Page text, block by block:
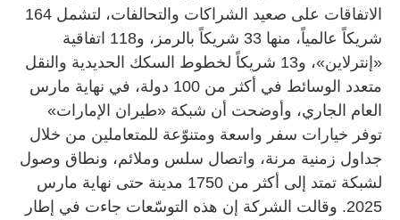
الاتفاقات على صعيد الشراكات والتحالفات، لتشمل 164
شريكاً عالمياً، منها 33 شريكاً بالرمز، و118 اتفاقية
«إنترلاين»، و13 شريكاً لخطوط السكك الحديدية والنقل
متعدد الوسائط في أكثر من 100 دولة، في نهاية مارس
العام الجاري، وأوضحت أن شبكة «طيران الإمارات»
توفر خيارات سفر واسعة ومتنوّعة للمتعاملين من خلال
جداول زمنية مرنة، واتصال سلس وملائم، ونطاق وصول
لشبكة تمتد إلى أكثر من 1750 مدينة حتى نهاية مارس
2025. وقالت الشركة إن هذه التوسّعات جاءت في إطار